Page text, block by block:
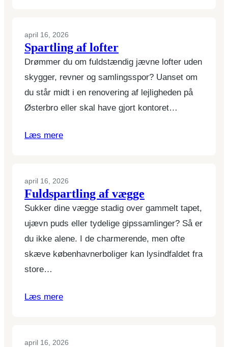
april 16, 2026
Spartling af lofter
Drømmer du om fuldstændig jævne lofter uden
skygger, revner og samlingsspor? Uanset om
du står midt i en renovering af lejligheden på
Østerbro eller skal have gjort kontoret…
Læs mere
april 16, 2026
Fuldspartling af vægge
Sukker dine vægge stadig over gammelt tapet,
ujævn puds eller tydelige gipssamlinger? Så er
du ikke alene. I de charmerende, men ofte
skæve københavnerboliger kan lysindfaldet fra
store…
Læs mere
april 16, 2026